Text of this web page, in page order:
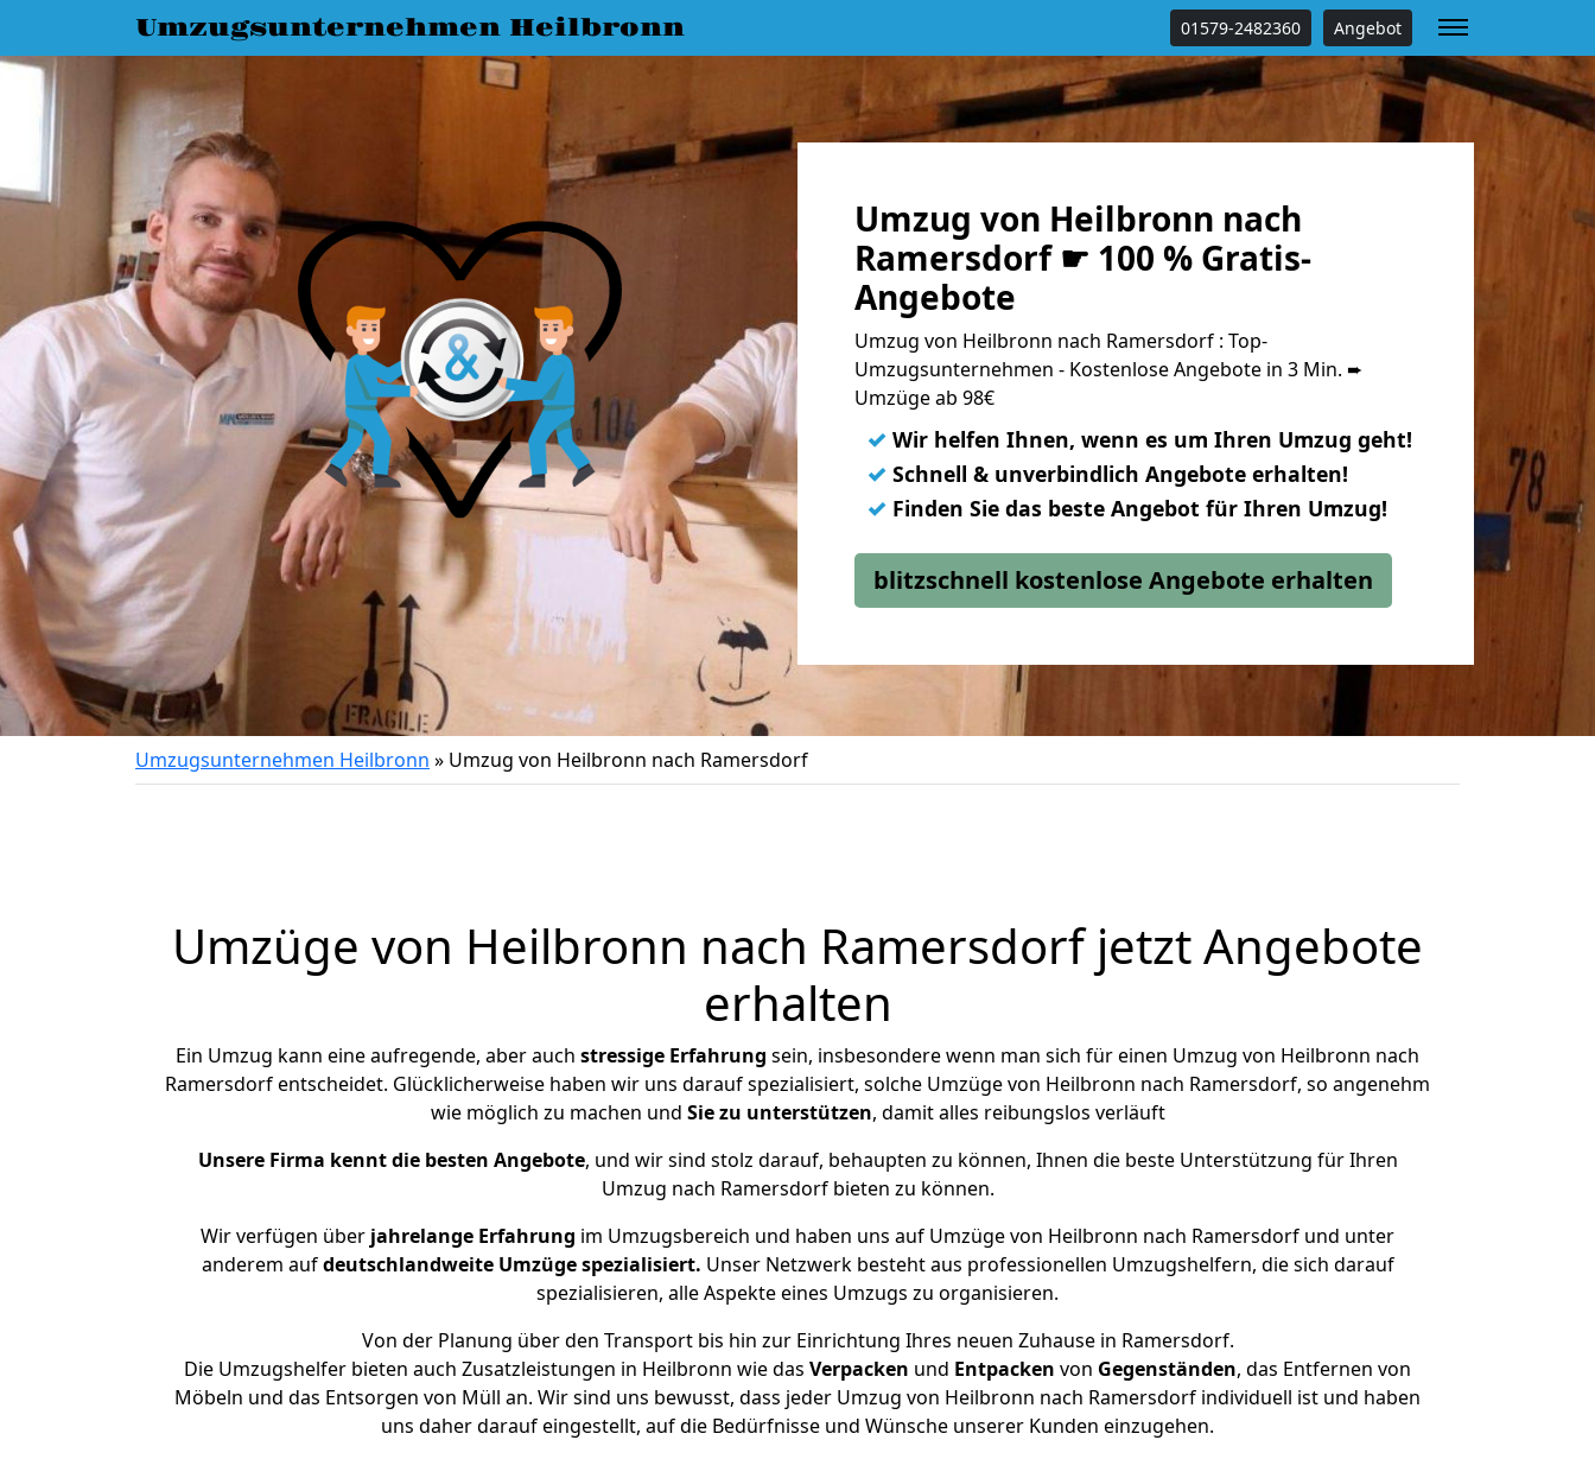
Umzugsunternehmen Heilbronn 01579-2482360 Angebot
Umzug von Heilbronn nach
Ramersdorf ☛ 100 % Gratis-
Angebote
Umzug von Heilbronn nach Ramersdorf : Top-
Umzugsunternehmen - Kostenlose Angebote in 3 Min. ➨
Umzüge ab 98€
✓ Wir helfen Ihnen, wenn es um Ihren Umzug geht!
✓ Schnell & unverbindlich Angebote erhalten!
✓ Finden Sie das beste Angebot für Ihren Umzug!
blitzschnell kostenlose Angebote erhalten
Umzugsunternehmen Heilbronn » Umzug von Heilbronn nach Ramersdorf
Umzüge von Heilbronn nach Ramersdorf jetzt Angebote
erhalten
Ein Umzug kann eine aufregende, aber auch stressige Erfahrung sein, insbesondere wenn man sich für einen Umzug von Heilbronn nach
Ramersdorf entscheidet. Glücklicherweise haben wir uns darauf spezialisiert, solche Umzüge von Heilbronn nach Ramersdorf, so angenehm
wie möglich zu machen und Sie zu unterstützen, damit alles reibungslos verläuft
Unsere Firma kennt die besten Angebote, und wir sind stolz darauf, behaupten zu können, Ihnen die beste Unterstützung für Ihren
Umzug nach Ramersdorf bieten zu können.
Wir verfügen über jahrelange Erfahrung im Umzugsbereich und haben uns auf Umzüge von Heilbronn nach Ramersdorf und unter
anderem aufdeutschlandweite Umzüge spezialisiert. Unser Netzwerk besteht aus professionellen Umzugshelfern, die sich darauf
spezialisieren, alle Aspekte eines Umzugs zu organisieren.
Von der Planung über den Transport bis hin zur Einrichtung Ihres neuen Zuhause in Ramersdorf.
Die Umzugshelfer bieten auch Zusatzleistungen in Heilbronn wie das Verpacken und Entpacken von Gegenständen, das Entfernen von
Möbeln und das Entsorgen von Müll an. Wir sind uns bewusst, dass jeder Umzug von Heilbronn nach Ramersdorf individuell ist und haben
uns daher darauf eingestellt, auf die Bedürfnisse und Wünsche unserer Kunden einzugehen.